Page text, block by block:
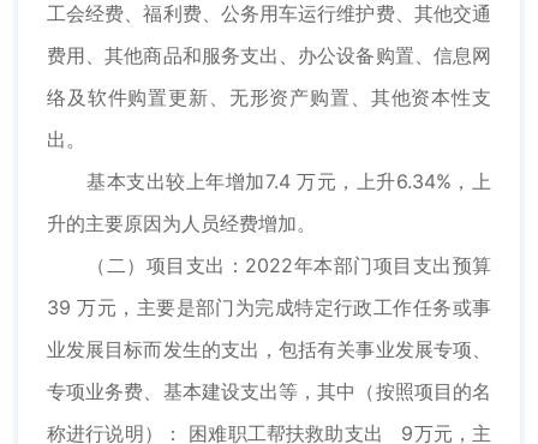
工会经费、福利费、公务用车运行维护费、其他交通
费用、其他商品和服务支出、办公设备购置、信息网
络及软件购置更新、无形资产购置、其他资本性支
出。
基本支出较上年增加7.4 万元，上升6.34%，上
升的主要原因为人员经费增加。
（二）项目支出：2022年本部门项目支出预算
39 万元，主要是部门为完成特定行政工作任务或事
业发展目标而发生的支出，包括有关事业发展专项、
专项业务费、基本建设支出等，其中（按照项目的名
称进行说明）： 困难职工帮扶救助支出 9万元，主